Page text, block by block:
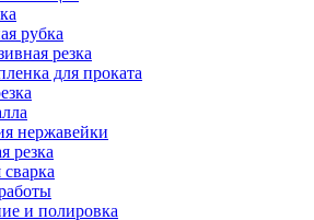
рубка
резка
для проката
нержавейки
резка
и полировка